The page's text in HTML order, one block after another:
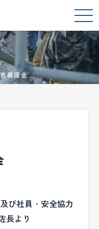
義援金
び社員・安全協力
長より